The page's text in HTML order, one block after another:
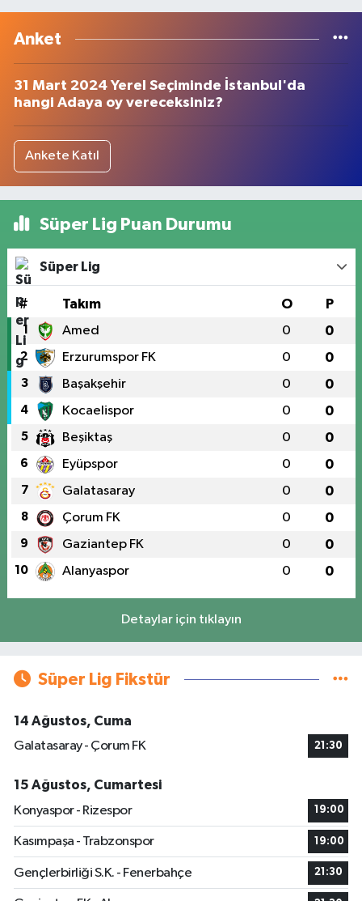
Anket
31 Mart 2024 Yerel Seçiminde İstanbul'da
hangi Adaya oy vereceksiniz?
Ankete Katıl
Süper Lig Puan Durumu
Süper Lig
# Takım O P
1 Amed 0 0
2 Erzurumspor FK 0 0
3 Başakşehir 0 0
4 Kocaelispor 0 0
5 Beşiktaş 0 0
6 Eyüpspor 0 0
7 Galatasaray 0 0
8 Çorum FK 0 0
9 Gaziantep FK 0 0
10 Alanyaspor 0 0
Detaylar için tıklayın
Süper Lig Fikstür
14 Ağustos, Cuma
Galatasaray - Çorum FK
21:30
15 Ağustos, Cumartesi
Konyaspor - Rizespor
19:00
Kasımpaşa - Trabzonspor 19:00
Gençlerbirliği S.K. - Fenerbahçe 21:30